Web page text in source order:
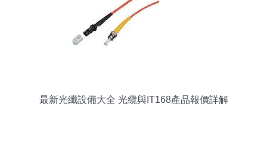
最新光纖設備大全 光纜與IT168產品報價詳解